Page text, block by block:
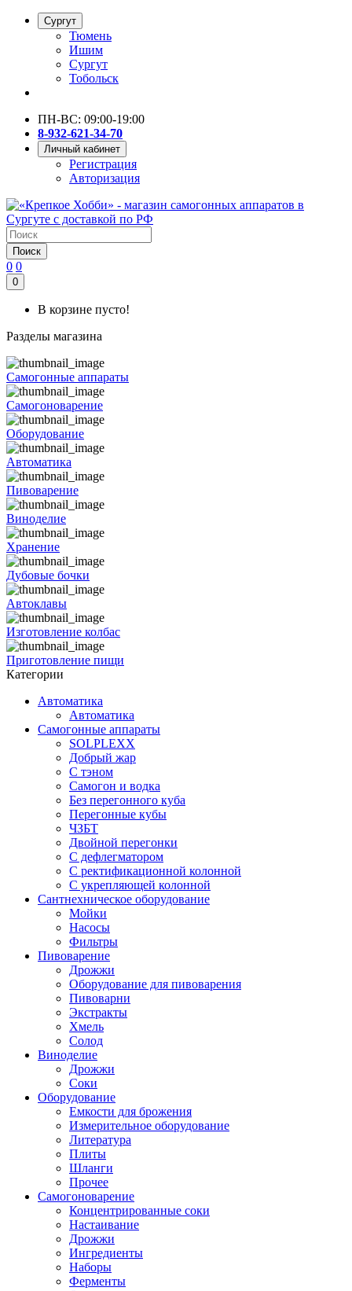
Сургут
Тюмень
Ишим
Сургут
Тобольск
ПН-ВС: 09:00-19:00
8-932-621-34-70
Личный кабинет
Регистрация
Авторизация
Поиск
0 0
0
В корзине пусто!
Разделы магазина
Самогонные аппараты
Самогоноварение
Оборудование
Автоматика
Пивоварение
Виноделие
Хранение
Дубовые бочки
Автоклавы
Изготовление колбас
Приготовление пищи
Категории
Автоматика
Автоматика
Самогонные аппараты
SOLPLEXX
Добрый жар
С тэном
Самогон и водка
Без перегонного куба
Перегонные кубы
ЧЗБТ
Двойной перегонки
С дефлегматором
С ректификационной колонной
С укрепляющей колонной
Сантнехническое оборудование
Мойки
Насосы
Фильтры
Пивоварение
Дрожжи
Оборудование для пивоварения
Пивоварни
Экстракты
Хмель
Солод
Виноделие
Дрожжи
Соки
Оборудование
Емкости для брожения
Измерительное оборудование
Литература
Плиты
Шланги
Прочее
Самогоноварение
Концентрированные соки
Настаивание
Дрожжи
Ингредиенты
Наборы
Ферменты